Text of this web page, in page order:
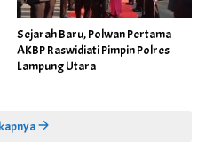
Sejarah Baru, Polwan Pertama
AKBP Raswidiati Pimpin Polres
Lampung Utara